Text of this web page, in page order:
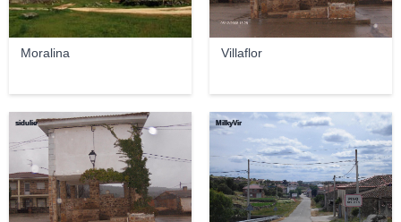
Moralina Villaflor
sidulie MilkyVir